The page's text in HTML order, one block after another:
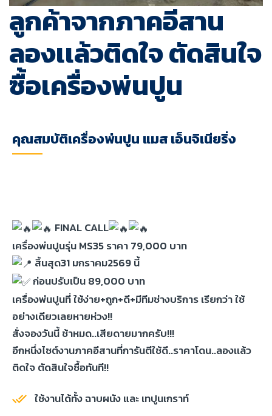
ลูกค้าจากภาคอีสาน
ลองเเล้วติดใจ ตัดสินใจ
ซื้อเครื่องพ่นปูน
คุณสมบัติเครื่องพ่นปูน แมส เอ็นจิเนียริ่ง
FINAL CALL
เครื่องพ่นปูนรุ่น MS35 ราคา 79,000 บาท
สิ้นสุด31 มกราคม2569 นี้
ก่อนปรับเป็น 89,000 บาท
เครื่องพ่นปูนที่ ใช้ง่าย+ถูก+ดี+มีทีมช่างบริการ เรียกว่า ใช้
อย่างเดียวเลยหายห่วง!!
สั่งจองวันนี้ ช้าหมด..เสียดายมากครับ!!!
อีกหนึ่งไซต์งานภาคอีสานที่การันตีใช้ดี..ราคาโดน..ลองเเล้ว
ติดใจ ตัดสินใจซื้อทันที!!
ใช้งานได้ทั้ง ฉาบผนัง และ เทปูนเกราท์